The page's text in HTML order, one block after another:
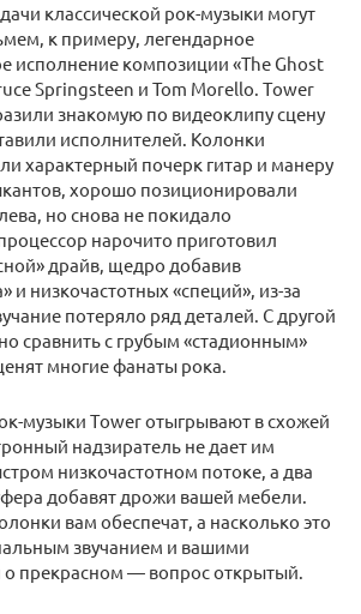
классической рок-музыки могут
к примеру, легендарное
исполнение композиции «The Ghost
Springsteen и Tom Morello. Tоwer
знакомую по видеоклипу сцену
исполнителей. Колонки
характерный почерк гитар и манеру
хорошо позиционировали
но снова не покидало
нарочито приготовил
драйв, щедро добавив
и низкочастотных «специй», из-за
потеряло ряд деталей. С другой
сравнить с грубым «стадионным»
многие фанаты рока.
музыки Tоwer отыгрывают в схожей
надзиратель не дает им
низкочастотном потоке, а два
добавят дрожи вашей мебели.
вам обеспечат, а насколько это
звучанием и вашими
о прекрасном — вопрос открытый.